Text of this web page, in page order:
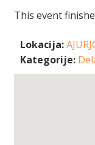
Dogodki
Blog
O nas
This event
Lokacija:
Kategorije: